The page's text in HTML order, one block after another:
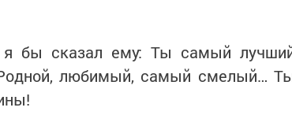
бы сказал ему: Ты самый
любимый, самый смелый…